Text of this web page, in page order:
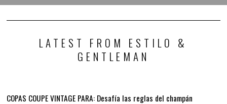
LATEST FROM ESTILO &
GENTLEMAN
COPAS COUPE VINTAGE PARA: Desafía las reglas del champán